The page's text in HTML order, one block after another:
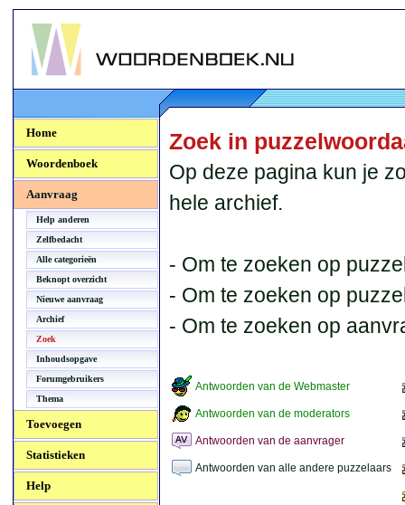
Woordenboek.NU
Home
Woordenboek
Aanvraag
Help anderen
Zelfbedacht
Alle categorieën
Beknopt overzicht
Nieuwe aanvraag
Archief
Zoek
Inhoudsopgave
Forumgebruikers
Thema
Toevoegen
Statistieken
Help
Zoek in
Op deze pagina kun je
hele archief.
- Om te zoeken op
- Om te zoeken op
- Om te zoeken op
Antwoorden van de Webmaster
Antwoorden van de moderators
Antwoorden van de aanvrager
Antwoorden van alle andere puzzelaars